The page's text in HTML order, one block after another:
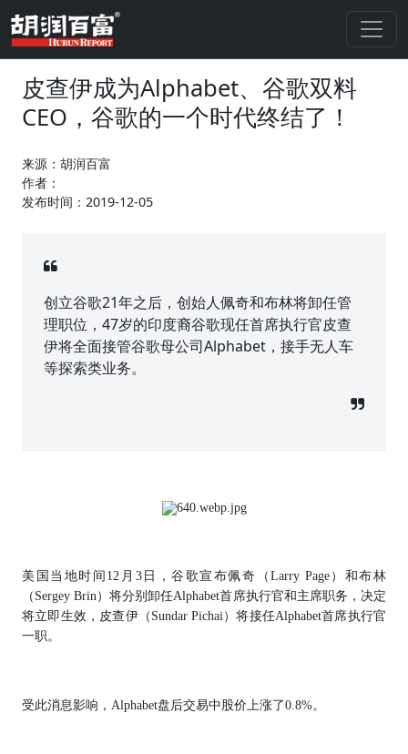
皮查伊成为Alphabet、谷歌双料
CEO，谷歌的一个时代终结了！
来源：胡润百富
作者：
发布时间：2019-12-05
创立谷歌21年之后，创始人佩奇和布林将卸任管
理职位，47岁的印度裔谷歌现任首席执行官皮查
伊将全面接管谷歌母公司Alphabet，接手无人车
等探索类业务。
美国当地时间12月3日，谷歌宣布佩奇（Larry Page）和布林
（Sergey Brin）将分别卸任Alphabet首席执行官和主席职务，决定
将立即生效，皮查伊（Sundar Pichai）将接任Alphabet首席执行官
一职。
受此消息影响，Alphabet盘后交易中股价上涨了0.8%。